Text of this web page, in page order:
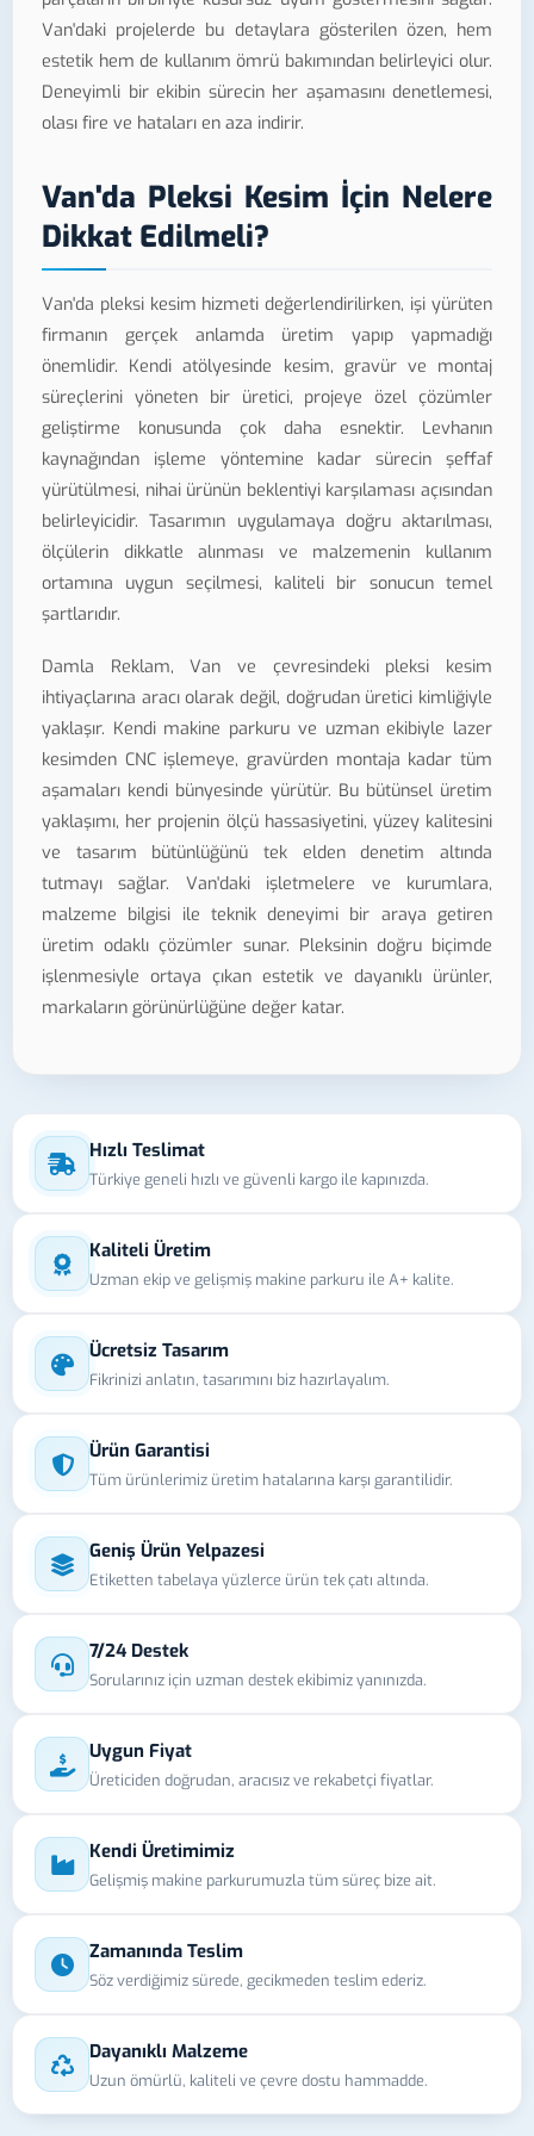
Van'daki projelerde bu detaylara gösterilen özen, hem
estetik hem de kullanım ömrü bakımından belirleyici olur.
Deneyimli bir ekibin sürecin her aşamasını denetlemesi,
olası fire ve hataları en aza indirir.
Van'da Pleksi Kesim İçin Nelere
Dikkat Edilmeli?
Van'da pleksi kesim hizmeti değerlendirilirken, işi yürüten
firmanın gerçek anlamda üretim yapıp yapmadığı
önemlidir. Kendi atölyesinde kesim, gravür ve montaj
süreçlerini yöneten bir üretici, projeye özel çözümler
geliştirme konusunda çok daha esnektir. Levhanın
kaynağından işleme yöntemine kadar sürecin şeffaf
yürütülmesi, nihai ürünün beklentiyi karşılaması açısından
belirleyicidir. Tasarımın uygulamaya doğru aktarılması,
ölçülerin dikkatle alınması ve malzemenin kullanım
ortamına uygun seçilmesi, kaliteli bir sonucun temel
şartlarıdır.
Damla Reklam, Van ve çevresindeki pleksi kesim
ihtiyaçlarına aracı olarak değil, doğrudan üretici kimliğiyle
yaklaşır. Kendi makine parkuru ve uzman ekibiyle lazer
kesimden CNC işlemeye, gravürden montaja kadar tüm
aşamaları kendi bünyesinde yürütür. Bu bütünsel üretim
yaklaşımı, her projenin ölçü hassasiyetini, yüzey kalitesini
ve tasarım bütünlüğünü tek elden denetim altında
tutmayı sağlar. Van'daki işletmelere ve kurumlara,
malzeme bilgisi ile teknik deneyimi bir araya getiren
üretim odaklı çözümler sunar. Pleksinin doğru biçimde
işlenmesiyle ortaya çıkan estetik ve dayanıklı ürünler,
markaların görünürlüğüne değer katar.
Hızlı Teslimat
Türkiye geneli hızlı ve güvenli kargo ile kapınızda.
Kaliteli Üretim
Uzman ekip ve gelişmiş makine parkuru ile A+ kalite.
Ücretsiz Tasarım
Fikrinizi anlatın, tasarımını biz hazırlayalım.
Ürün Garantisi
Tüm ürünlerimiz üretim hatalarına karşı garantilidir.
Geniş Ürün Yelpazesi
Etiketten tabelaya yüzlerce ürün tek çatı altında.
7/24 Destek
Sorularınız için uzman destek ekibimiz yanınızda.
Uygun Fiyat
Üreticiden doğrudan, aracısız ve rekabetçi fiyatlar.
Kendi Üretimimiz
Gelişmiş makine parkurumuzla tüm süreç bize ait.
Zamanında Teslim
Söz verdiğimiz sürede, gecikmeden teslim ederiz.
Dayanıklı Malzeme
Uzun ömürlü, kaliteli ve çevre dostu hammadde.